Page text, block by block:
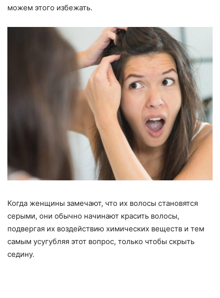
можем этого избежать.
Когда женщины замечают, что их волосы становятся
серыми, они обычно начинают красить волосы,
подвергая их воздействию химических веществ и тем
самым усугубляя этот вопрос, только чтобы скрыть
седину.